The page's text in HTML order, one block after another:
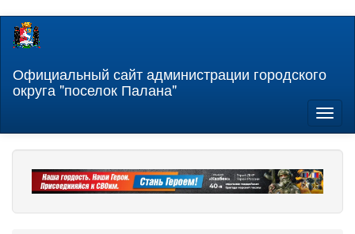
Перейти
содержанию
Официальный сайт администрации городского
округа "поселок Палана"